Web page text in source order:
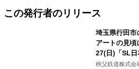
この発行者のリリース
埼玉県行田市
アートの見頃
27(日)「SL日
別運行
秩父鉄道株式会